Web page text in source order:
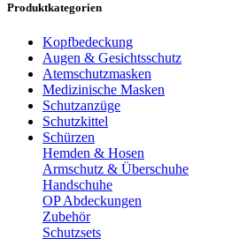
Produktkategorien
Kopfbedeckung
Augen & Gesichtsschutz
Atemschutzmasken
Medizinische Masken
Schutzanzüge
Schutzkittel
Schürzen
Hemden & Hosen
Armschutz & Überschuhe
Handschuhe
OP Abdeckungen
Zubehör
Schutzsets